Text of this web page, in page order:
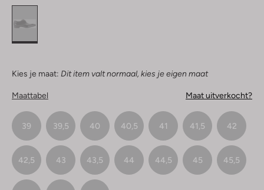
Kies je maat: Dit item valt normaal, kies je eigen maat
Maattabel Maat uitverkocht?
39 39,5 40 40,5 41 41,5 42
42,5 43 43,5 44 44,5 45 45,5